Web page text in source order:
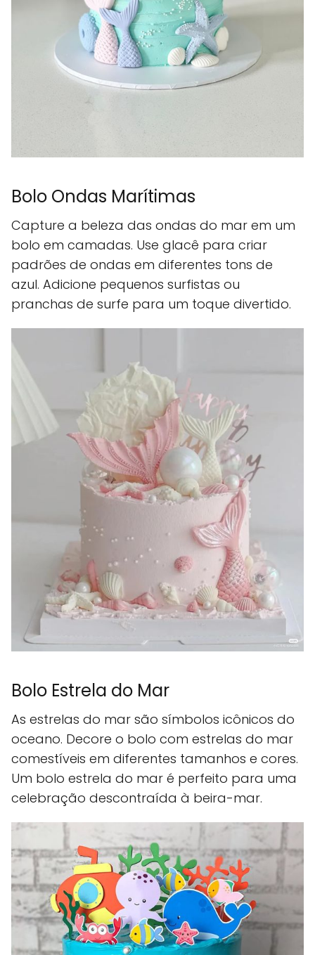
Bolo Ondas Marítimas
Capture a beleza das ondas do mar em um
bolo em camadas. Use glacê para criar
padrões de ondas em diferentes tons de
azul. Adicione pequenos surfistas ou
pranchas de surfe para um toque divertido.
Bolo Estrela do Mar
As estrelas do mar são símbolos icônicos do
oceano. Decore o bolo com estrelas do mar
comestíveis em diferentes tamanhos e cores.
Um bolo estrela do mar é perfeito para uma
celebração descontraída à beira-mar.